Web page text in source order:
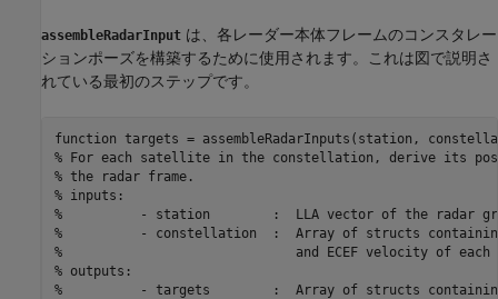
assembleRadarInput は、各レーダー本体フレームのコンスタレー
ションポーズを構築するために使用されます。これは図で説明さ
れている最初のステップです。
function
% For each satellite in the constellation, derive its
% the radar frame.
% inputs:
%          - station        :  LLA vector of the radar
%          - constellation  :  Array of structs containing
%                              and ECEF velocity of each
% outputs:
%          - targets        :  Array of structs containing